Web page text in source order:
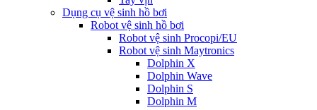
Dụng cụ vệ sinh hồ bơi
Robot vệ sinh hồ bơi
Robot vệ sinh Procopi/EU
Robot vệ sinh Maytronics
Dolphin X
Dolphin Wave
Dolphin S
Dolphin M